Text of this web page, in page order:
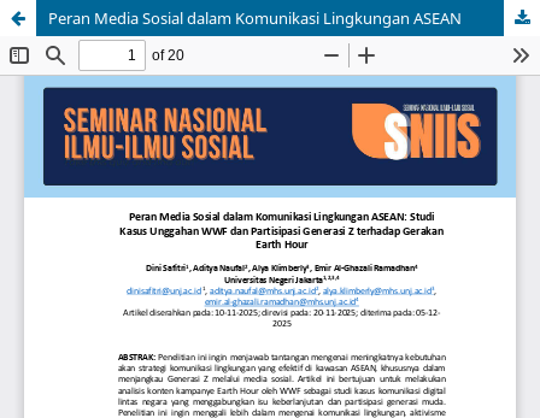
Peran Media Sosial dalam Komunikasi Lingkungan ASEAN